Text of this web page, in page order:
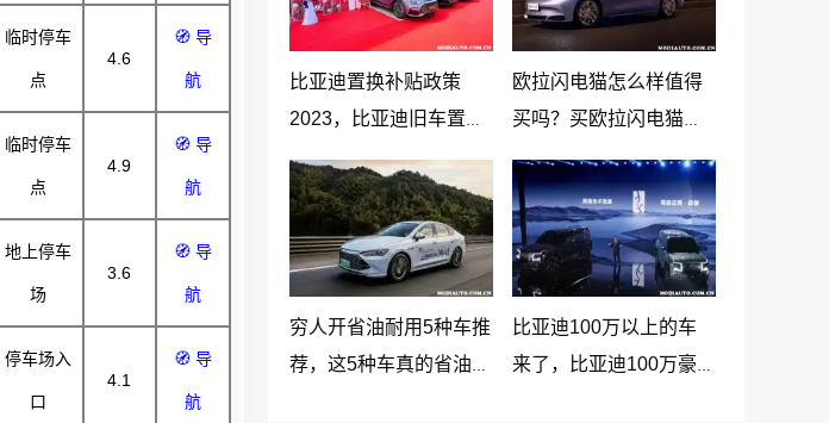
临时停车
点
4.6
🧭 导
航
临时停车
点
4.9
🧭 导
航
地上停车
场
3.6
🧭 导
航
停车场入
口
4.1
🧭 导
航
比亚迪置换补贴政策
2023，比亚迪旧车置换
新车价格表
欧拉闪电猫怎么样值得
买吗？买欧拉闪电猫十
大忠告
穷人开省油耐用5种车推
荐，这5种车真的省油又
比亚迪100万以上的车
来了，比亚迪100万豪